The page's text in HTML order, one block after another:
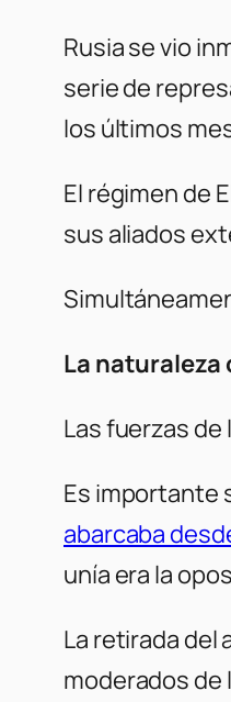
Rusia se vio
serie de
los últimos
El régimen de
sus aliados
La naturaleza
Las fuerzas
Es importante
abarcaba
unía era la
La retirada del
moderados de